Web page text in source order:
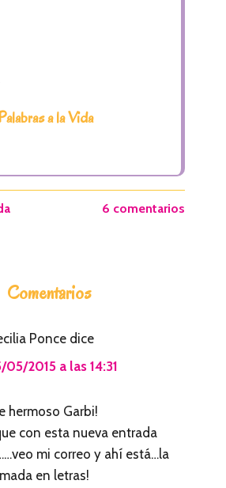
a la Vida
6 comentarios
Comentarios
Ponce dice
05/2015 a las 14:31
hermoso Garbi!
con esta nueva entrada
mi correo y ahí está…la
en letras!